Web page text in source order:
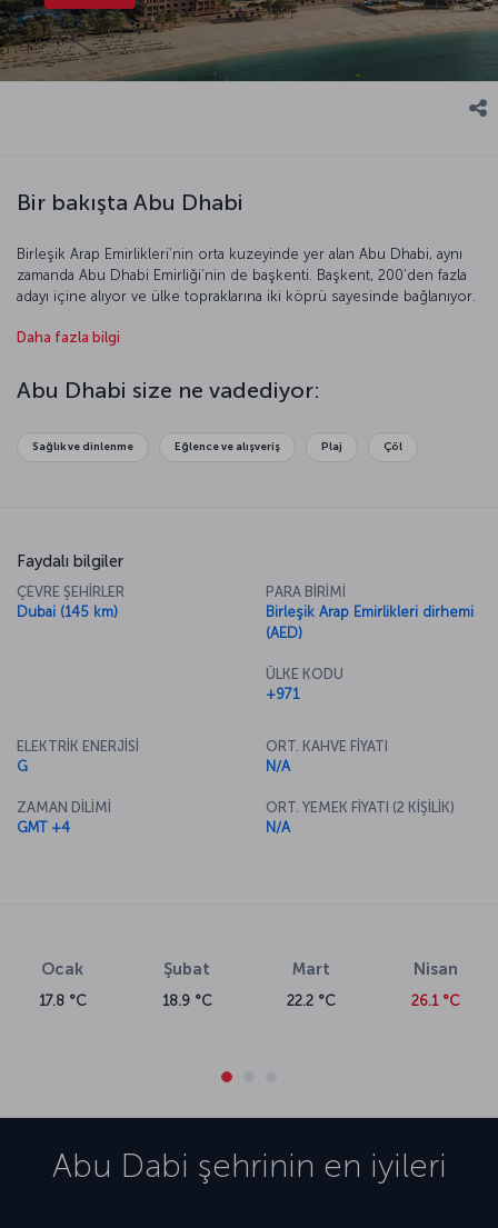
Bir bakışta Abu Dhabi
Birleşik Arap Emirlikleri’nin orta kuzeyinde yer alan Abu Dhabi, aynı
zamanda Abu Dhabi Emirliği’nin de başkenti. Başkent, 200’den fazla
adayı içine alıyor ve ülke topraklarına iki köprü sayesinde bağlanıyor.
kültürel eserleri keşfederken diğer yandan uzun sahillerin, masmavi
zenginliği, ihtişamı, doğal güzelliğiyle sizi benzersiz bir yolculuğa
davet ediyor.
Daha fazla bilgi
Abu Dhabi size ne vadediyor:
Sağlık ve dinlenme Eğlence ve alışveriş Plaj Çöl
Faydalı bilgiler
ÇEVRE ŞEHİRLER
Dubai (145 km)
PARA BİRİMİ
Birleşik Arap Emirlikleri dirhemi
(AED)
ÜLKE KODU
+971
ELEKTRİK ENERJİSİ
G
ZAMAN DİLİMİ
GMT +4
ORT. KAHVE FİYATI
N/A
ORT. YEMEK FİYATI (2 KİŞİLİK)
N/A
Ocak
17.8 °C
Şubat
18.9 °C
Mart
22.2 °C
Nisan
26.1 °C
Abu Dabi şehrinin en iyileri